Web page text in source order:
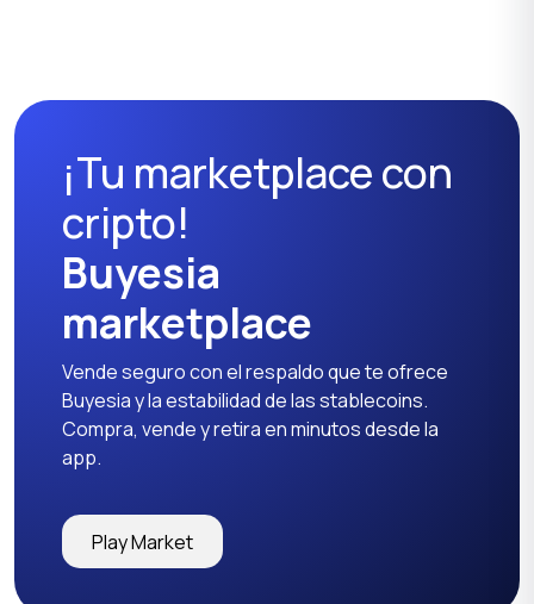
Muebles de jardín
Textiles y alfombras Armarios y cómodas
¡Tu marketplace con
cripto!
Buyesia
marketplace
Vende seguro con el respaldo que te ofrece
Buyesia y la estabilidad de las stablecoins.
Compra, vende y retira en minutos desde la
app.
Play Market